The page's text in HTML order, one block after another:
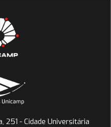
251 - Cidade Universitária